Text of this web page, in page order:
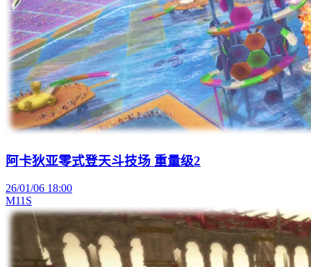
阿卡狄亚零式登天斗技场 重量级2
26/01/06 18:00
M11S